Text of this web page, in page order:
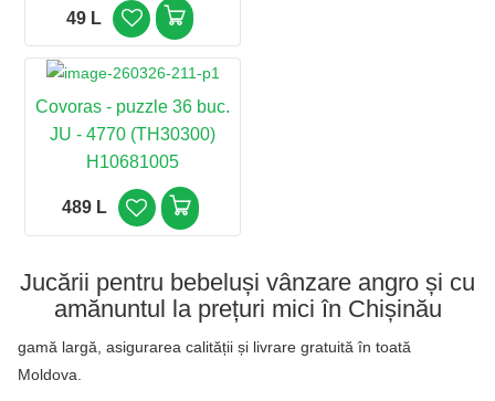
49 L
Covoras - puzzle 36 buc.
JU - 4770 (TH30300)
H10681005
489 L
Jucării pentru bebeluși vânzare angro și cu
amănuntul la prețuri mici în Chișinău
gamă largă, asigurarea calității și livrare gratuită în toată
Moldova.